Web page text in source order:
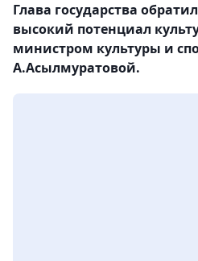
Глава государства
высокий потенциал
министром культуры и
А.Асылмуратовой.